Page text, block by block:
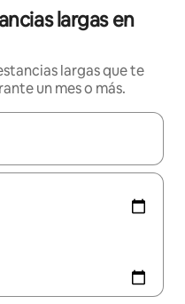
largas en
largas que te
un mes o más.
podrás navegar